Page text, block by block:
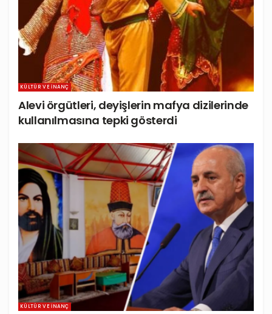
KÜLTÜR VE İNANÇ
Alevi örgütleri, deyişlerin mafya dizilerinde
kullanılmasına tepki gösterdi
KÜLTÜR VE İNANÇ